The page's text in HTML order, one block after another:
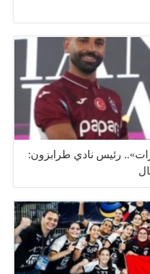
يفوق عرضنا بـ4 مرات».. رئيس نادي طرابزون: